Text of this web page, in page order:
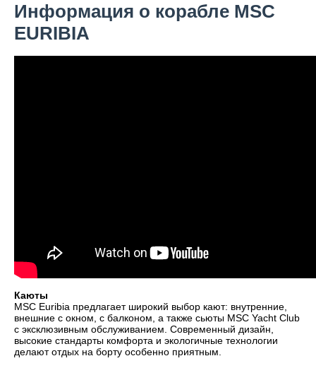
Информация о корабле MSC
EURIBIA
Каюты
MSC Euribia предлагает широкий выбор кают: внутренние,
внешние с окном, с балконом, а также сьюты MSC Yacht Club
с эксклюзивным обслуживанием. Современный дизайн,
высокие стандарты комфорта и экологичные технологии
делают отдых на борту особенно приятным.